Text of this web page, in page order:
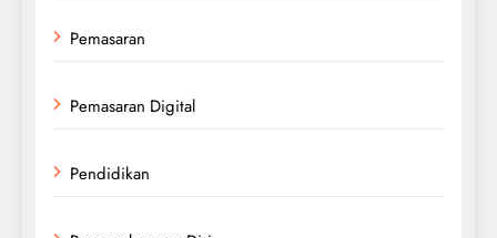
Pemasaran
Pemasaran Digital
Pendidikan